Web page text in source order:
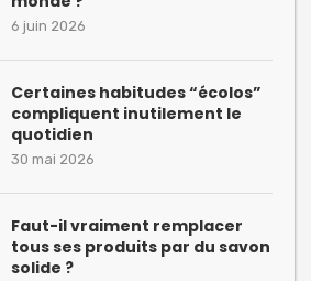
6 juin 2026
Certaines habitudes “écolos”
compliquent inutilement le
quotidien
30 mai 2026
Faut-il vraiment remplacer
tous ses produits par du savon
solide ?